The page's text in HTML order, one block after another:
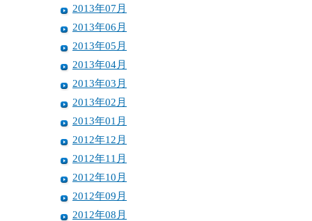
2013年07月
2013年06月
2013年05月
2013年04月
2013年03月
2013年02月
2013年01月
2012年12月
2012年11月
2012年10月
2012年09月
2012年08月